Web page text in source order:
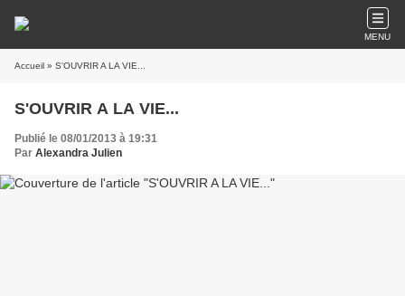
MENU
Accueil » S'OUVRIR A LA VIE...
S'OUVRIR A LA VIE...
Publié le 08/01/2013 à 19:31
Par Alexandra Julien